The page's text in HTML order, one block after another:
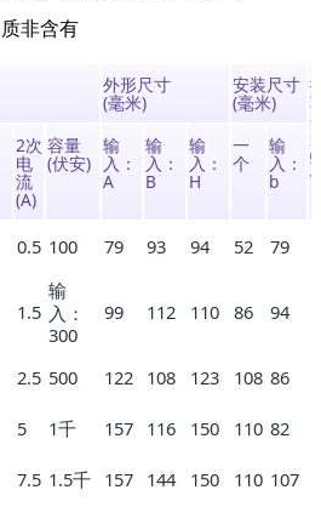
非含有
外形尺寸
(毫米)
安装尺寸
(毫米)
2次
电
流
(A)
容量
(伏安)
输
入：
A
输
入：
B
输
入：
H
一
个
输
入：
b
0.5 100 79 93 94 52 79
1.5
输
入：
300
99 112 110 86 94
2.5 500 122 108 123 108 86
5 1千 157 116 150 110 82
7.5 1.5千 157 144 150 110 107